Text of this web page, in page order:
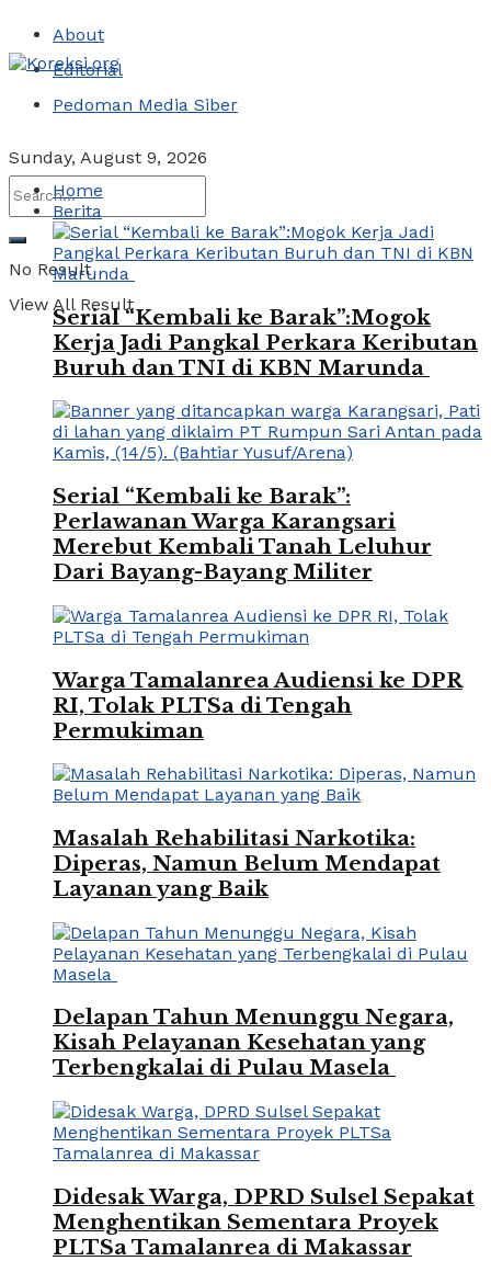
About
Editorial
Pedoman Media Siber
Sunday, August 9, 2026
No Result
View All Result
Home
Berita
Serial “Kembali ke Barak”:Mogok
Kerja Jadi Pangkal Perkara Keributan
Buruh dan TNI di KBN Marunda
Serial “Kembali ke Barak”:
Perlawanan Warga Karangsari
Merebut Kembali Tanah Leluhur
Dari Bayang-Bayang Militer
Warga Tamalanrea Audiensi ke DPR
RI, Tolak PLTSa di Tengah
Permukiman
Masalah Rehabilitasi Narkotika:
Diperas, Namun Belum Mendapat
Layanan yang Baik
Delapan Tahun Menunggu Negara,
Kisah Pelayanan Kesehatan yang
Terbengkalai di Pulau Masela
Didesak Warga, DPRD Sulsel Sepakat
Menghentikan Sementara Proyek
PLTSa Tamalanrea di Makassar